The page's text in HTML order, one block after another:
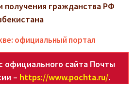
получения гражданства РФ
официальный портал
официального сайта Почты
– https://www.pochta.ru/.